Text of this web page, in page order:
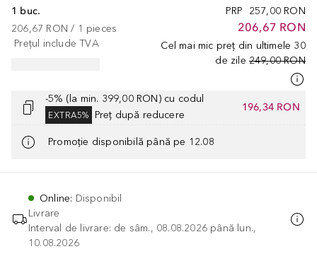
PRP 257,00 RON
206,67 RON
Cel mai mic preț din ultimele 30
de zile 249,00 RON
1 buc.
206,67 RON / 1 pieces
Prețul include TVA
-5% (la min. 399,00 RON) cu codul
EXTRA5% Preț după reducere
196,34 RON
Promoție disponibilă până pe 12.08
Online: Disponibil
Livrare
Interval de livrare: de sâm., 08.08.2026 până lun.,
10.08.2026